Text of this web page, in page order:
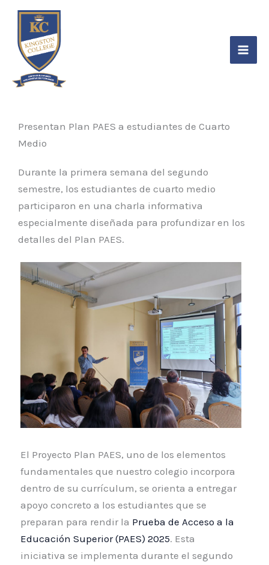
contenido
contenido
Presentan Plan PAES a estudiantes de Cuarto
Medio
Durante la primera semana del segundo
semestre, los estudiantes de cuarto medio
participaron en una charla informativa
especialmente diseñada para profundizar en los
detalles del Plan PAES.
El Proyecto Plan PAES, uno de los elementos
fundamentales que nuestro colegio incorpora
dentro de su currículum, se orienta a entregar
apoyo concreto a los estudiantes que se
preparan para rendir la Prueba de Acceso a la
Educación Superior (PAES) 2025. Esta
iniciativa se implementa durante el segundo